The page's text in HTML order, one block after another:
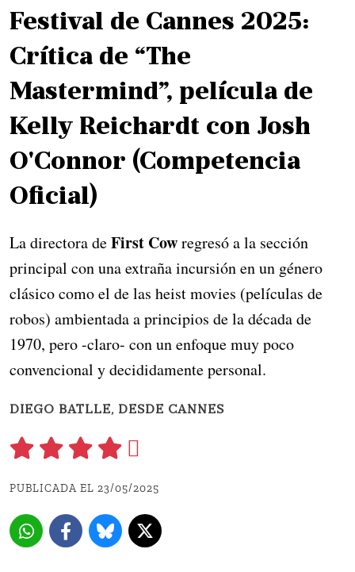
Festival de Cannes 2025:
Crítica de “The
Mastermind”, película de
Kelly Reichardt con Josh
O'Connor (Competencia
Oficial)
La directora deFirst Cowregresó a la sección
principal con una extraña incursión en un género
clásico como el de las heist movies (películas de
robos) ambientada a principios de la década de
1970, pero -claro- con un enfoque muy poco
convencional y decididamente personal.
DIEGO BATLLE, DESDE CANNES
PUBLICADA EL 23/05/2025